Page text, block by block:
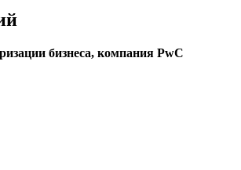
бизнеса, компания PwC